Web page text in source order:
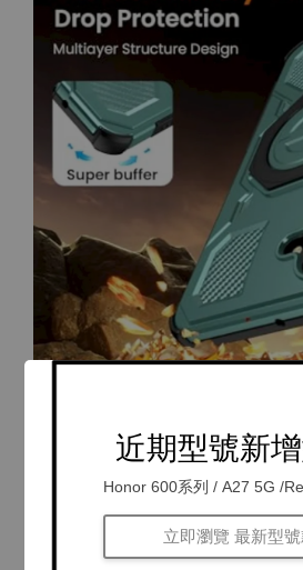
近期型號新
Honor 600系列 / A27 5G /
立即瀏覽 最新型